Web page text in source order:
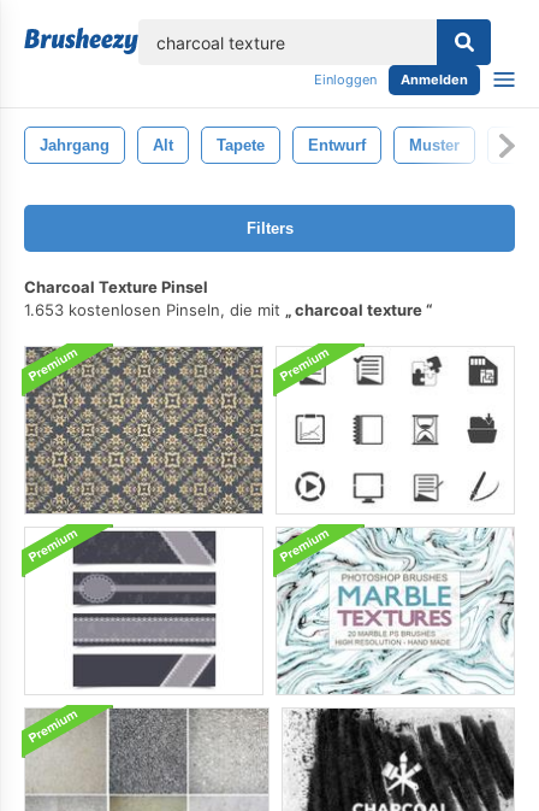
Einloggen Anmelden
Jahrgang Alt Tapete Entwurf Muster Riss
Filters
Charcoal Texture Pinsel
1.653 kostenlosen Pinseln, die mit
charcoal texture